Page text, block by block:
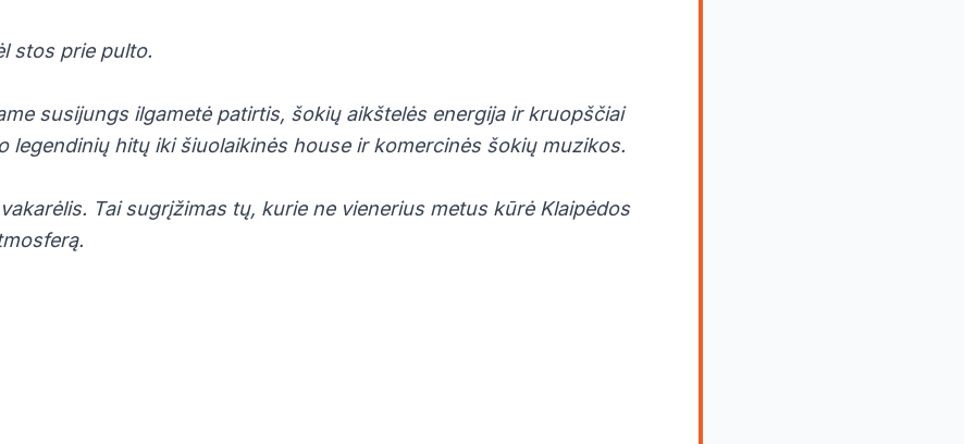
stos prie pulto.
susijungs ilgametė patirtis, šokių aikštelės energija ir kruopščiai
legendinių hitų iki šiuolaikinės house ir komercinės šokių muzikos.
Tai sugrįžimas tų, kurie ne vienerius metus kūrė Klaipėdos